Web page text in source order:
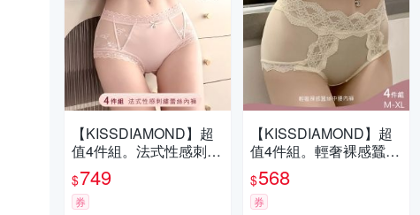
【KISSDIAMOND】超
值4件組。法式性感刺繡
蕾絲蠶絲中腰內褲(蕾絲
內褲/緞面/網紗/M-XL/K
DW-3702)
$749
券
【KISSDIAMOND】超
值4件組。輕奢裸感蠶絲
中腰內褲(蕾絲內褲/緞
面/M-XL/KDW-753)
$568
券